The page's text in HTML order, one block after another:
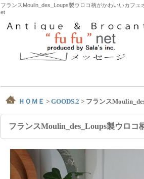
フランスMoulin_des_Loups製ウロコ柄がかわいいカフ
et
ＨＯＭＥ > GOODS.2 > フランス
フランスMoulin_des_Loups製ウロ